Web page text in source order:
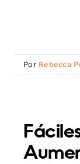
Por Rebecca